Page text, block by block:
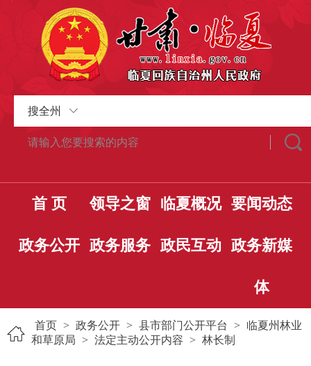
搜全州
首 页 领导之窗 临夏概况 要闻动态
政务公开 政务服务 政民互动 政务新媒
体
首页 > 政务公开 > 县市部门公开平台 > 临夏州林业
和草原局 > 法定主动公开内容 > 林长制